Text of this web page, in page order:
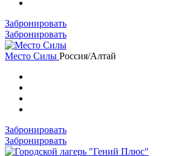
Забронировать
Забронировать
Место Силы Россия/Алтай
Забронировать
Забронировать